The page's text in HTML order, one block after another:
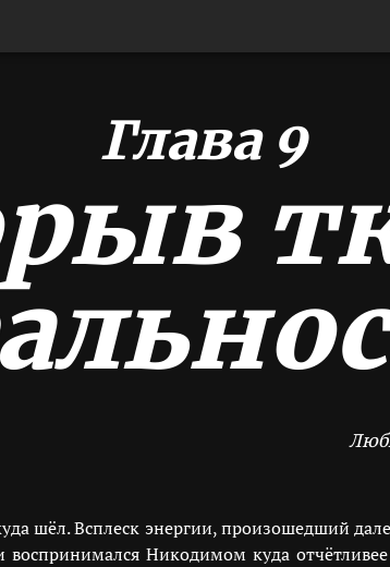
Глава 9
шёл. Всплеск энергии, произошедший
Никодимом куда